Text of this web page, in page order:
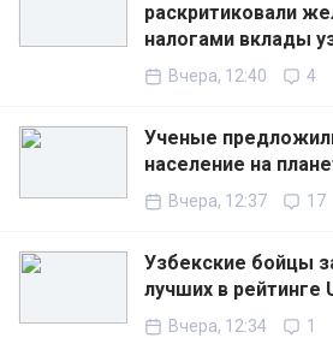
раскритиковали
налогами вклады
Вчера, 12:40 4
Ученые
население на
Вчера, 12:37 17
Узбекские бойцы
лучших в рейтинге
Вчера, 12:34 1